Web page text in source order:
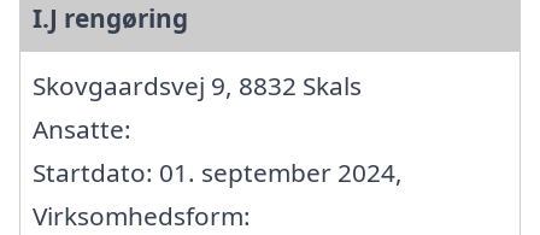
I.J rengøring
Skovgaardsvej 9, 8832 Skals
Ansatte:
Startdato: 01. september 2024,
Virksomhedsform: